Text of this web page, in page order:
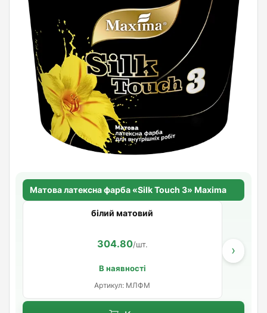
Матова латексна фарба «Silk Touch 3» Maxima
білий матовий
304.80/шт.
В наявності
Артикул: МЛФМ
›